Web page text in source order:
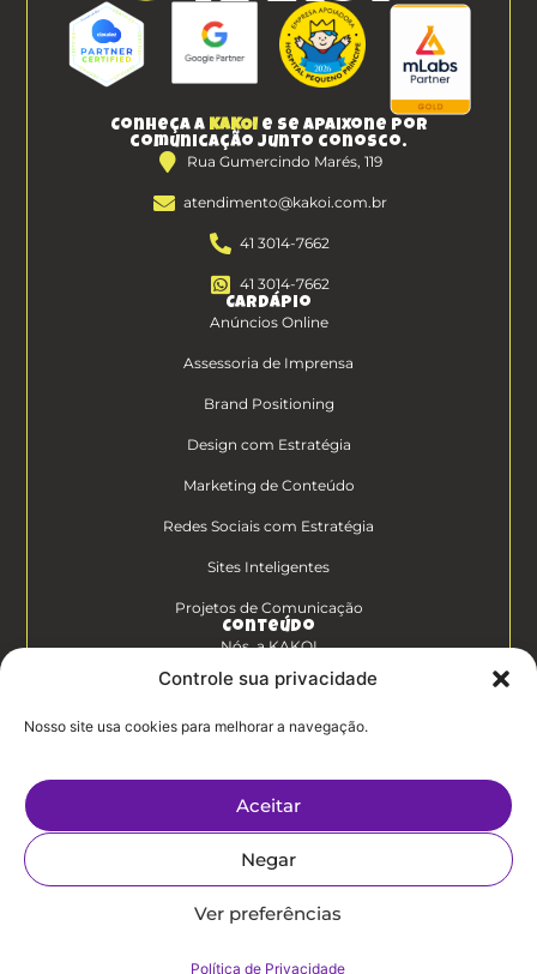
Controle sua privacidade
Nosso site usa cookies para melhorar a navegação.
Aceitar
Negar
Ver preferências
Política de Privacidade
Conheça a KAKOI e se apaixone por
comunicação junto conosco.
Rua Gumercindo Marés, 119
atendimento@kakoi.com.br
41 3014-7662
41 3014-7662
Cardápio
Anúncios Online
Assessoria de Imprensa
Brand Positioning
Design com Estratégia
Marketing de Conteúdo
Redes Sociais com Estratégia
Sites Inteligentes
Projetos de Comunicação
Conteúdo
Nós, a KAKOI
Diferenciais Clientes KAKOI
KAKOICast
Trabalhe Conosco
Politíca de